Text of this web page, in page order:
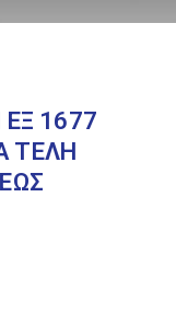
1677
ΤΕΛΗ